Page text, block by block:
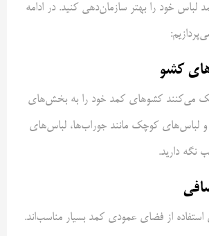
خود را بهتر سازمان‌دهی کنید. در ادامه
می‌کنند کشوهای کمد خود را به بخش‌های
لباس‌های کوچک مانند جوراب‌ها، لباس‌های
نگه دارید.
از فضای عمودی کمد بسیار مناسب‌اند.